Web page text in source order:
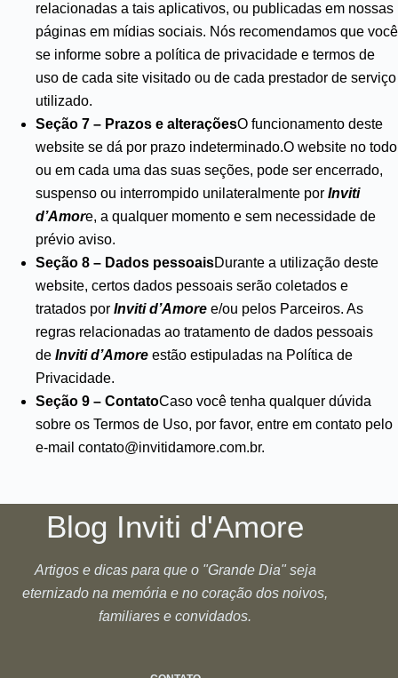
relacionadas a tais aplicativos, ou publicadas em nossas
páginas em mídias sociais. Nós recomendamos que você
se informe sobre a política de privacidade e termos de
uso de cada site visitado ou de cada prestador de serviço
utilizado.
Seção 7 – Prazos e alteraçõesO funcionamento deste
website se dá por prazo indeterminado.O website no todo
ou em cada uma das suas seções, pode ser encerrado,
suspenso ou interrompido unilateralmente por Inviti
d’Amore, a qualquer momento e sem necessidade de
prévio aviso.
Seção 8 – Dados pessoaisDurante a utilização deste
website, certos dados pessoais serão coletados e
tratados por Inviti d’Amore e/ou pelos Parceiros. As
regras relacionadas ao tratamento de dados pessoais
de Inviti d’Amore estão estipuladas na Política de
Privacidade.
Seção 9 – ContatoCaso você tenha qualquer dúvida
sobre os Termos de Uso, por favor, entre em contato pelo
e-mail contato@invitidamore.com.br.
Blog Inviti d'Amore
Artigos e dicas para que o "Grande Dia" seja
eternizado na memória e no coração dos noivos,
familiares e convidados.